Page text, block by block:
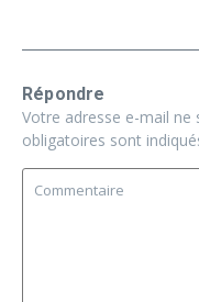
Répondre
Votre adresse e-mail ne
obligatoires sont